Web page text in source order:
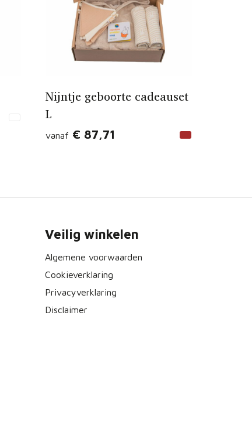
Nijntje geboorte cadeauset
L
vanaf € 87,71
Veilig winkelen
Algemene voorwaarden
Cookieverklaring
Privacyverklaring
Disclaimer